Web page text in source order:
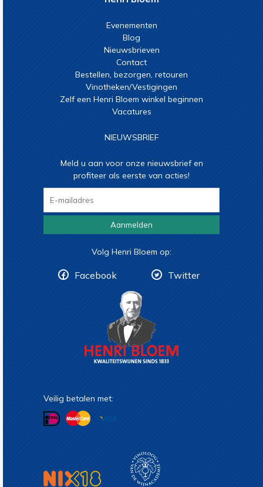
Evenementen
Blog
Nieuwsbrieven
Contact
Bestellen, bezorgen, retouren
Vinotheken/Vestigingen
Zelf een Henri Bloem winkel beginnen
Vacatures
NIEUWSBRIEF
Meld u aan voor onze nieuwsbrief en
profiteer als eerste van acties!
Aanmelden
Volg Henri Bloem op:
Facebook Twitter
Veilig betalen met: